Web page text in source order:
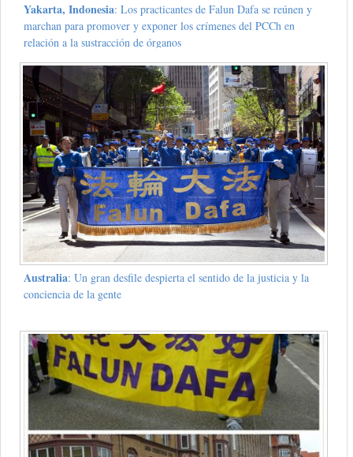
Yakarta, Indonesia: Los practicantes de Falun Dafa se reúnen y
marchan para promover y exponer los crímenes del PCCh en
relación a la sustracción de órganos
Australia: Un gran desfile despierta el sentido de la justicia y la
conciencia de la gente